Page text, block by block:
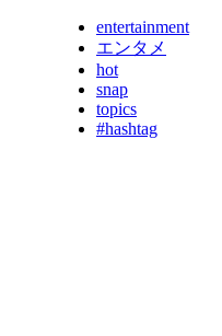
entertainment
エンタメ
hot
snap
topics
#hashtag